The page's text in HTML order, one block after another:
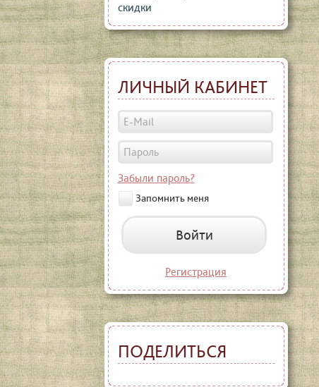
скидки
ЛИЧНЫЙ КАБИНЕТ
Забыли пароль?
Запомнить меня
Войти
Регистрация
ПОДЕЛИТЬСЯ